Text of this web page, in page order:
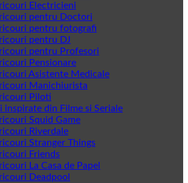
Electricieni
pentru Doctori
pentru fotografi
pentru DJ
pentru Profesori
Pensionare
Asistente Medicale
Manichiurista
Piloti
inspirate din Filme si Seriale
Squid Game
Riverdale
Stranger Things
Friends
La Casa de Papel
Deadpool